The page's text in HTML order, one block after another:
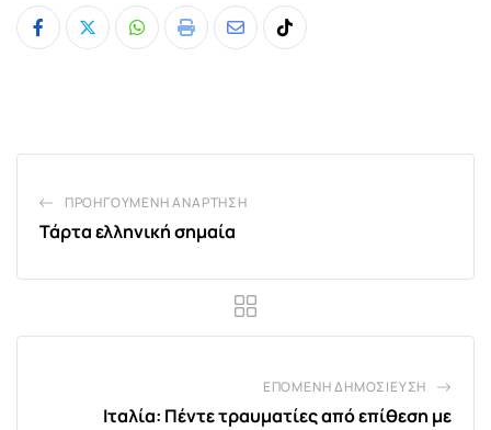
Whatsapp
Print
ShareTiktok
ΠΡΟΗΓΟΎΜΕΝΗ ΑΝΆΡΤΗΣΗ
Τάρτα ελληνική σημαία
ΕΠΌΜΕΝΗ ΔΗΜΟΣΊΕΥΣΗ
Ιταλία: Πέντε τραυματίες από επίθεση με